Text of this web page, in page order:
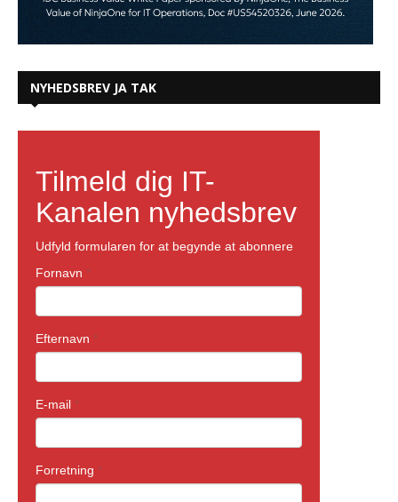
NYHEDSBREV JA TAK